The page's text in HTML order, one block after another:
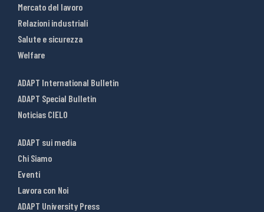
Mercato del lavoro
Relazioni industriali
Salute e sicurezza
Welfare
ADAPT International Bulletin
ADAPT Special Bulletin
Noticias CIELO
ADAPT sui media
Chi Siamo
Eventi
Lavora con Noi
ADAPT University Press